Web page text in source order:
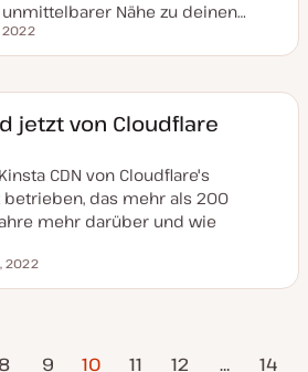
Nähe zu deinen…
2022
jetzt von Cloudflare
CDN von Cloudflare's
das mehr als 200
mehr darüber und wie
2022
8 9 10 11 12 …
14